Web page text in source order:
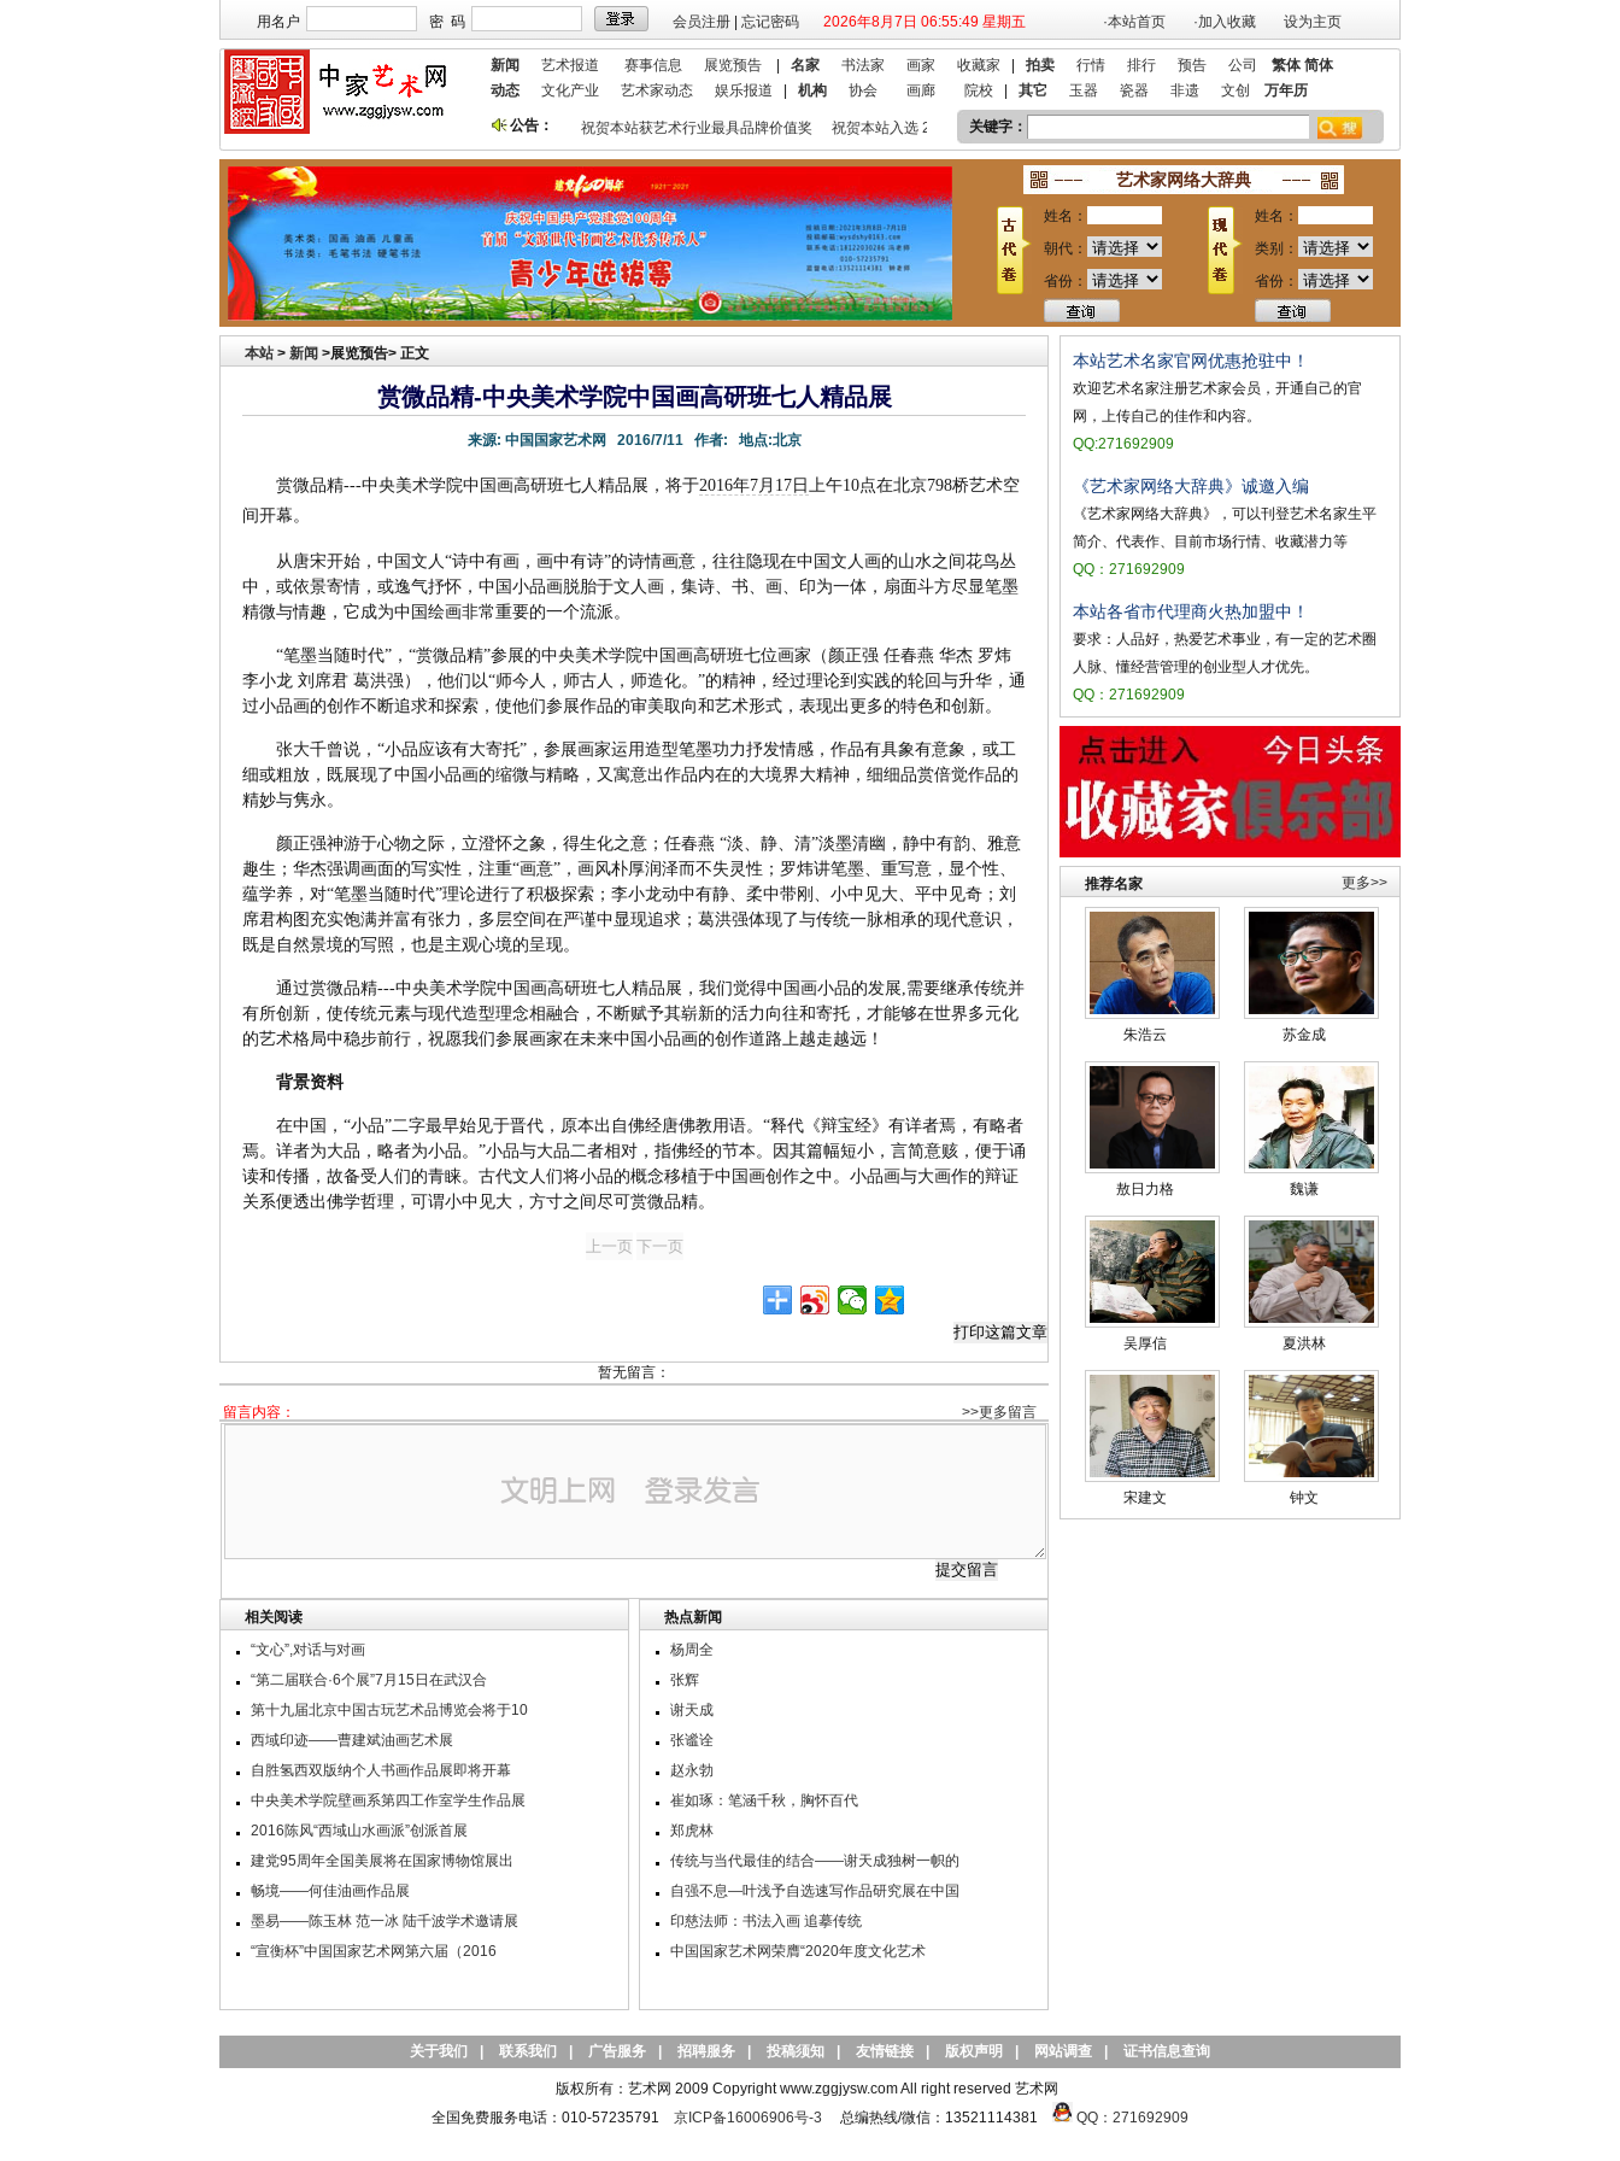
用名户 密 码 会员注册 忘记密码 2026年8月7日 06:55:50 星期五 ·本站首页 ·加入收藏 设为主页
新闻 艺术报道 赛事信息 展览预告 名家 书法家 画家 收藏家 拍卖 行情 排行 预告 公司 繁体 简体
动态
文化产业 艺术家动态 娱乐报道 机构 协会 画廊 院校 其它 玉器 瓷器 非遗 文创 万年历
公告：
本站欢迎艺术家宣传投放！ 祝贺本站获艺术行业最具品牌价值奖 祝贺本站入选 2018艺术行业百强 祝贺本站获艺术行业最具品牌价值奖
关键字：
艺术家网络大辞典
姓名：
朝代：
省份：
姓名：
类别：
省份：
本站 > 新闻 >展览预告> 正文
赏微品精-中央美术学院中国画高研班七人精品展
来源: 中国国家艺术网 2016/7/11作者: 地点:北京
赏微品精---中央美术学院中国画高研班七人精品展，将于2016年7月17日 上午10点在北京798桥艺术空
间开幕。
从唐宋开始，中国文人“诗中有画，画中有诗”的诗情画意，往往隐现在中国文人画的山水之间花鸟丛
中，或依景寄情，或逸气抒怀，中国小品画脱胎于文人画，集诗、书、画、印为一体，扇面斗方尽显笔墨
精微与情趣，它成为中国绘画非常重要的一个流派。
“笔墨当随时代”，“赏微品精”参展的中央美术学院中国画高研班七位画家（颜正强 任春燕 华杰 罗炜
李小龙 刘席君 葛洪强），他们以“师今人，师古人，师造化。”的精神，经过理论到实践的轮回与升华，通
过小品画的创作不断追求和探索，使他们参展作品的审美取向和艺术形式，表现出更多的特色和创新。
张大千曾说，“小品应该有大寄托”，参展画家运用造型笔墨功力抒发情感，作品有具象有意象，或工
细或粗放，既展现了中国小品画的缩微与精略，又寓意出作品内在的大境界大精神，细细品赏倍觉作品的
精妙与隽永。
颜正强神游于心物之际，立澄怀之象，得生化之意；任春燕 “淡、静、清”淡墨清幽，静中有韵、雅意
趣生；华杰强调画面的写实性，注重“画意”，画风朴厚润泽而不失灵性；罗炜讲笔墨、重写意，显个性、
蕴学养，对“笔墨当随时代”理论进行了积极探索；李小龙动中有静、柔中带刚、小中见大、平中见奇；刘
席君构图充实饱满并富有张力，多层空间在严谨中显现追求；葛洪强体现了与传统一脉相承的现代意识，
既是自然景境的写照，也是主观心境的呈现。
通过赏微品精---中央美术学院中国画高研班七人精品展，我们觉得中国画小品的发展,需要继承传统并
有所创新，使传统元素与现代造型理念相融合，不断赋予其崭新的活力向往和寄托，才能够在世界多元化
的艺术格局中稳步前行，祝愿我们参展画家在未来中国小品画的创作道路上越走越远！
背景资料
在中国，“小品”二字最早始见于晋代，原本出自佛经唐佛教用语。“释代《辩宝经》有详者焉，有略者
焉。详者为大品，略者为小品。”小品与大品二者相对，指佛经的节本。因其篇幅短小，言简意赅，便于诵
读和传播，故备受人们的青睐。古代文人们将小品的概念移植于中国画创作之中。小品画与大画作的辩证
关系便透出佛学哲理，可谓小中见大，方寸之间尽可赏微品精。
暂无留言：
留言内容： >>更多留言
相关阅读
“文心”,对话与对画
“第二届联合·6个展”7月15日在武汉合
第十九届北京中国古玩艺术品博览会将于10
西域印迹——曹建斌油画艺术展
自胜氢西双版纳个人书画作品展即将开幕
中央美术学院壁画系第四工作室学生作品展
2016陈风“西域山水画派”创派首展
建党95周年全国美展将在国家博物馆展出
畅境——何佳油画作品展
墨易——陈玉林 范一冰 陆千波学术邀请展
“宣衡杯”中国国家艺术网第六届（2016
热点新闻
杨周全
张辉
谢天成
张谧诠
赵永勃
崔如琢：笔涵千秋，胸怀百代
郑虎林
传统与当代最佳的结合——谢天成独树一帜的
自强不息—叶浅予自选速写作品研究展在中国
印慈法师：书法入画 追摹传统
中国国家艺术网荣膺“2020年度文化艺术
本站艺术名家官网优惠抢驻中！
欢迎艺术名家注册艺术家会员，开通自己的官
网，上传自己的佳作和内容。
QQ:271692909
《艺术家网络大辞典》诚邀入编
《艺术家网络大辞典》，可以刊登艺术名家生平
简介、代表作、目前市场行情、收藏潜力等
QQ：271692909
本站各省市代理商火热加盟中！
要求：人品好，热爱艺术事业，有一定的艺术圈
人脉、懂经营管理的创业型人才优先。
QQ：271692909
推荐名家 更多>>
朱浩云 苏金成
敖日力格 魏谦
吴厚信 夏洪林
宋建文 钟文
关于我们 联系我们 广告服务 招聘服务 投稿须知 友情链接 版权声明 网站调查 证书信息查询
版权所有：艺术网 2009 Copyright www.zggjysw.com All right reserved 艺术网
全国免费服务电话：010-57235791 京ICP备16006906号-3 总编热线/微信：13521114381 QQ：271692909